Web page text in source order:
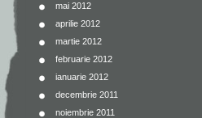
mai 2012
aprilie 2012
martie 2012
februarie 2012
ianuarie 2012
decembrie 2011
noiembrie 2011